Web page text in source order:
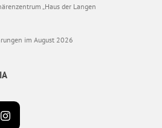
„Haus der Langen
im August 2026